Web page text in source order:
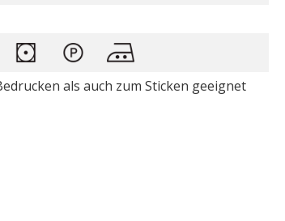
als auch zum Sticken geeignet